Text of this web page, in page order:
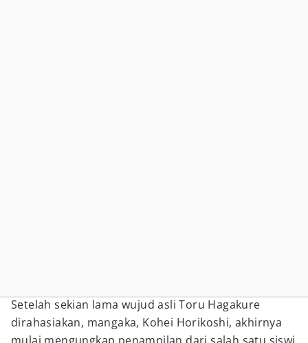
Setelah sekian lama wujud asli Toru Hagakure
dirahasiakan, mangaka, Kohei Horikoshi, akhirnya